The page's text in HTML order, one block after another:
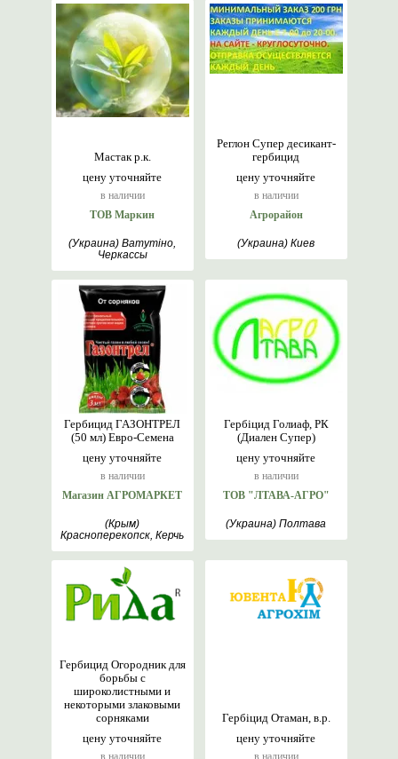
цену уточняйте
в наличии
Мастак р.к.
ТОВ Маркин
(Украина) Ватутіно,
Черкассы
цену уточняйте
в наличии
Реглон Супер десикант-
гербицид
Агрорайон
(Украина) Киев
цену уточняйте
в наличии
Гербицид ГАЗОНТРЕЛ
(50 мл) Евро-Семена
Магазин АГРОМАРКЕТ
(Крым)
Красноперекопск, Керчь
цену уточняйте
в наличии
Гербіцид Голиаф, РК
(Диален Супер)
ТОВ "ЛТАВА-АГРО"
(Украина) Полтава
цену уточняйте
в наличии
Гербицид Огородник для
борьбы с
широколистными и
некоторыми злаковыми
сорняками
цену уточняйте
в наличии
Гербіцид Отаман, в.р.